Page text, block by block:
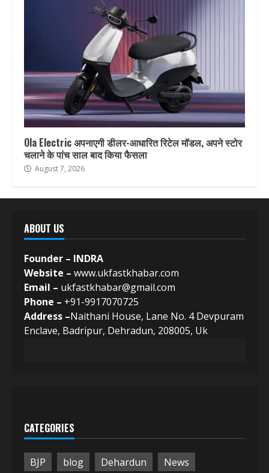
Ola Electric अपनाएगी डीलर-आधारित रिटेल मॉडल, अपने स्टोर
चलाने के पांच साल बाद किया फैसला
August 7, 2026
ABOUT US
Founder – INDRA
Website – www.ukfastkhabar.com
Email – ukfastkhabar@gmail.com
Phone – +91-9917070725
Address –Naithani House, Lane No. 4 Devpuram
Enclave, Badripur, Dehradun, 208005, Uk
CATEGORIES
BJP blog Dehardun
News